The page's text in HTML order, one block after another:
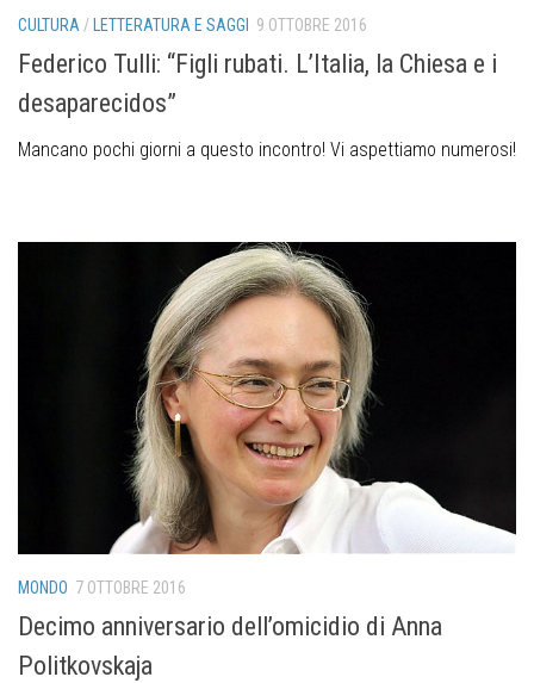
CULTURA / LETTERATURA E SAGGI 9 OTTOBRE 2016
Federico Tulli: “Figli rubati. L’Italia, la Chiesa e i
desaparecidos”
Mancano pochi giorni a questo incontro! Vi aspettiamo numerosi!
MONDO 7 OTTOBRE 2016
Decimo anniversario dell’omicidio di Anna
Politkovskaja